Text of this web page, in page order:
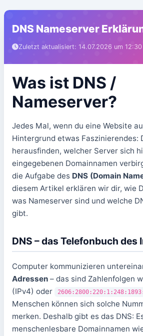
DNS Nameserver
Zuletzt aktualisiert: 14.07.2026 um
Was ist DNS /
Nameserver?
Jedes Mal, wenn du eine Website
Hintergrund etwas Faszinierendes:
herausfinden, welcher Server sich
eingegebenen Domainnamen
die Aufgabe des DNS (Domain
diesem Artikel erklären wir dir, wie
was Nameserver sind und welche
gibt.
DNS – das Telefonbuch des
Computer kommunizieren
Adressen – das sind Zahlenfolgen
(IPv4) oder
Menschen können sich solche
merken. Deshalb gibt es das DNS:
menschenlesbare Domainnamen
App entwickeln lassen
Kontakt